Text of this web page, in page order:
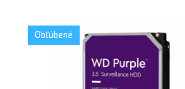
Obľúbené